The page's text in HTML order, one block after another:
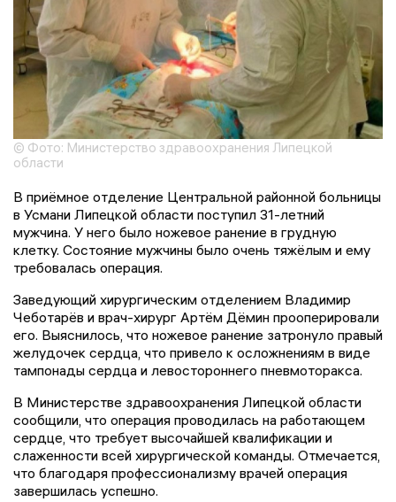
© Фото: Министерство здравоохранения Липецкой
области
В приёмное отделение Центральной районной больницы
в Усмани Липецкой области поступил 31-летний
мужчина. У него было ножевое ранение в грудную
клетку. Состояние мужчины было очень тяжёлым и ему
требовалась операция.
Заведующий хирургическим отделением Владимир
Чеботарёв и врач-хирург Артём Дёмин прооперировали
его. Выяснилось, что ножевое ранение затронуло правый
желудочек сердца, что привело к осложнениям в виде
тампонады сердца и левостороннего пневмоторакса.
В Министерстве здравоохранения Липецкой области
сообщили, что операция проводилась на работающем
сердце, что требует высочайшей квалификации и
слаженности всей хирургической команды. Отмечается,
что благодаря профессионализму врачей операция
завершилась успешно.